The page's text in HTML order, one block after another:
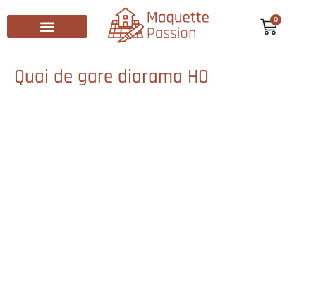
0
Quai de gare diorama HO